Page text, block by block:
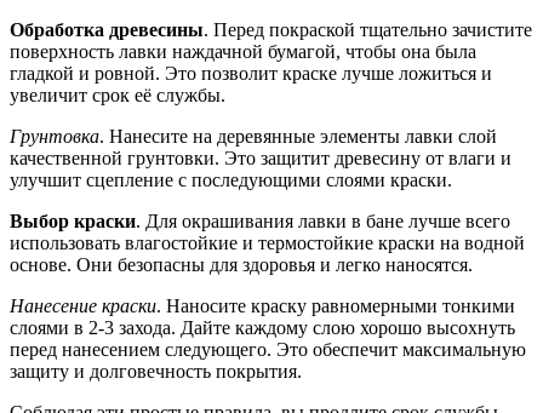
Обработка древесины. Перед покраской тщательно зачистите
поверхность лавки наждачной бумагой, чтобы она была
гладкой и ровной. Это позволит краске лучше ложиться и
увеличит срок её службы.
Грунтовка. Нанесите на деревянные элементы лавки слой
качественной грунтовки. Это защитит древесину от влаги и
улучшит сцепление с последующими слоями краски.
Выбор краски. Для окрашивания лавки в бане лучше всего
использовать влагостойкие и термостойкие краски на водной
основе. Они безопасны для здоровья и легко наносятся.
Нанесение краски. Наносите краску равномерными тонкими
слоями в 2-3 захода. Дайте каждому слою хорошо высохнуть
перед нанесением следующего. Это обеспечит максимальную
защиту и долговечность покрытия.